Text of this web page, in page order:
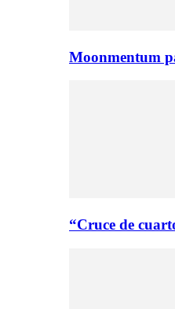
Moonmentum
“Cruce de